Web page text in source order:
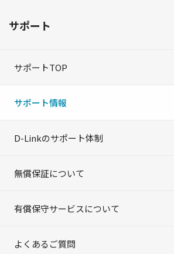
サポート
サポートTOP
サポート情報
D-Linkのサポート体制
無償保証について
有償保守サービスについて
よくあるご質問